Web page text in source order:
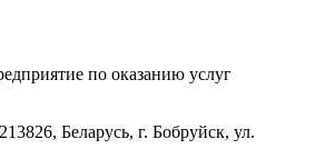
по оказанию услуг
213826, Беларусь, г. Бобруйск, ул.